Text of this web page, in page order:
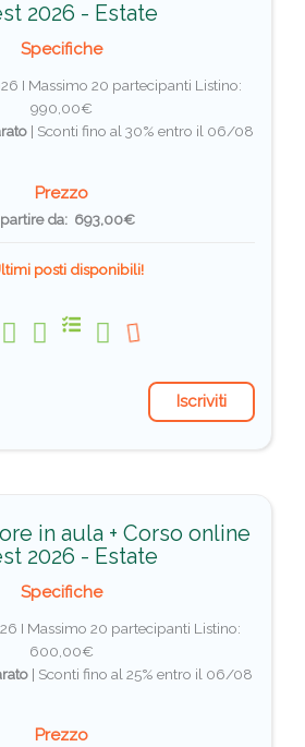
2026 - Estate
Specifiche
I Massimo 20 partecipanti Listino:
990,00€
| Sconti fino al 30% entro il 06/08
Prezzo
da: 693,00€
posti disponibili!
Iscriviti
in aula + Corso online
2026 - Estate
Specifiche
I Massimo 20 partecipanti Listino:
600,00€
| Sconti fino al 25% entro il 06/08
Prezzo